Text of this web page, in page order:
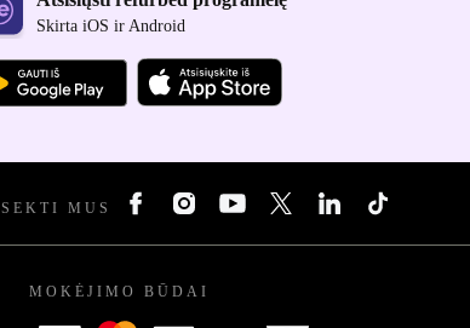
Skirta iOS ir Android
SEKTI MUS
MOKĖJIMO BŪDAI